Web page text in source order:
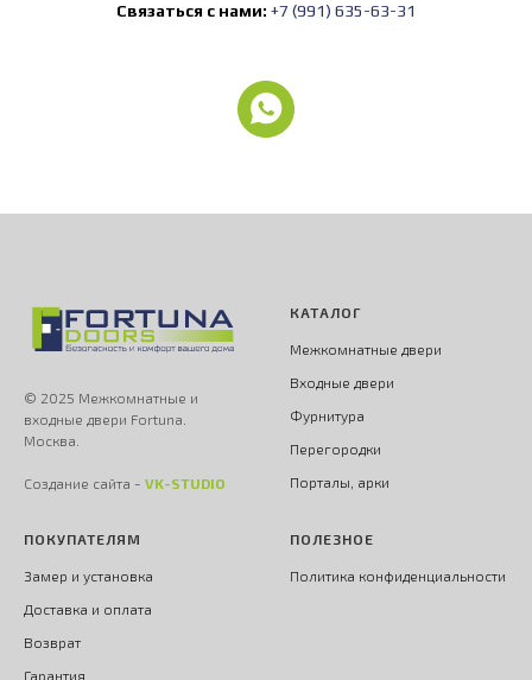
Связаться с нами: +7 (991) 635-63-31
© 2025 Межкомнатные и
входные двери Fortuna.
Москва.
Создание сайта - VK-STUDIO
КАТАЛОГ
Межкомнатные двери
Входные двери
Фурнитура
Перегородки
Порталы, арки
ПОКУПАТЕЛЯМ
Замер и установка
Доставка и оплата
Возврат
Гарантия
ПОЛЕЗНОЕ
Политика конфиденциальности